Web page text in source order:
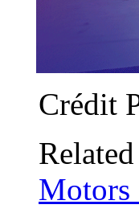
Crédit
Motors